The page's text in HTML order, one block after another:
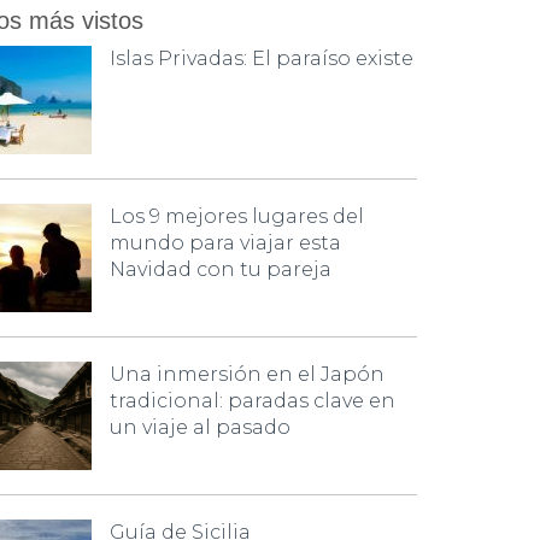
más vistos
Islas Privadas: El paraíso existe
Los 9 mejores lugares del
mundo para viajar esta
Navidad con tu pareja
Una inmersión en el Japón
tradicional: paradas clave en
un viaje al pasado
Guía de Sicilia